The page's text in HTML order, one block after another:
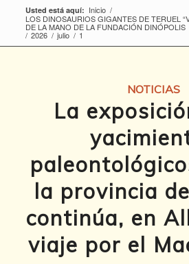
Usted está aquí: Inicio /
LOS DINOSAURIOS GIGANTES DE TERUEL
DE LA MANO DE LA FUNDACIÓN DINÓPOLIS
/ 2026 / julio / 1
NOTICIAS
La
la provincia
continúa, en
viaje por el